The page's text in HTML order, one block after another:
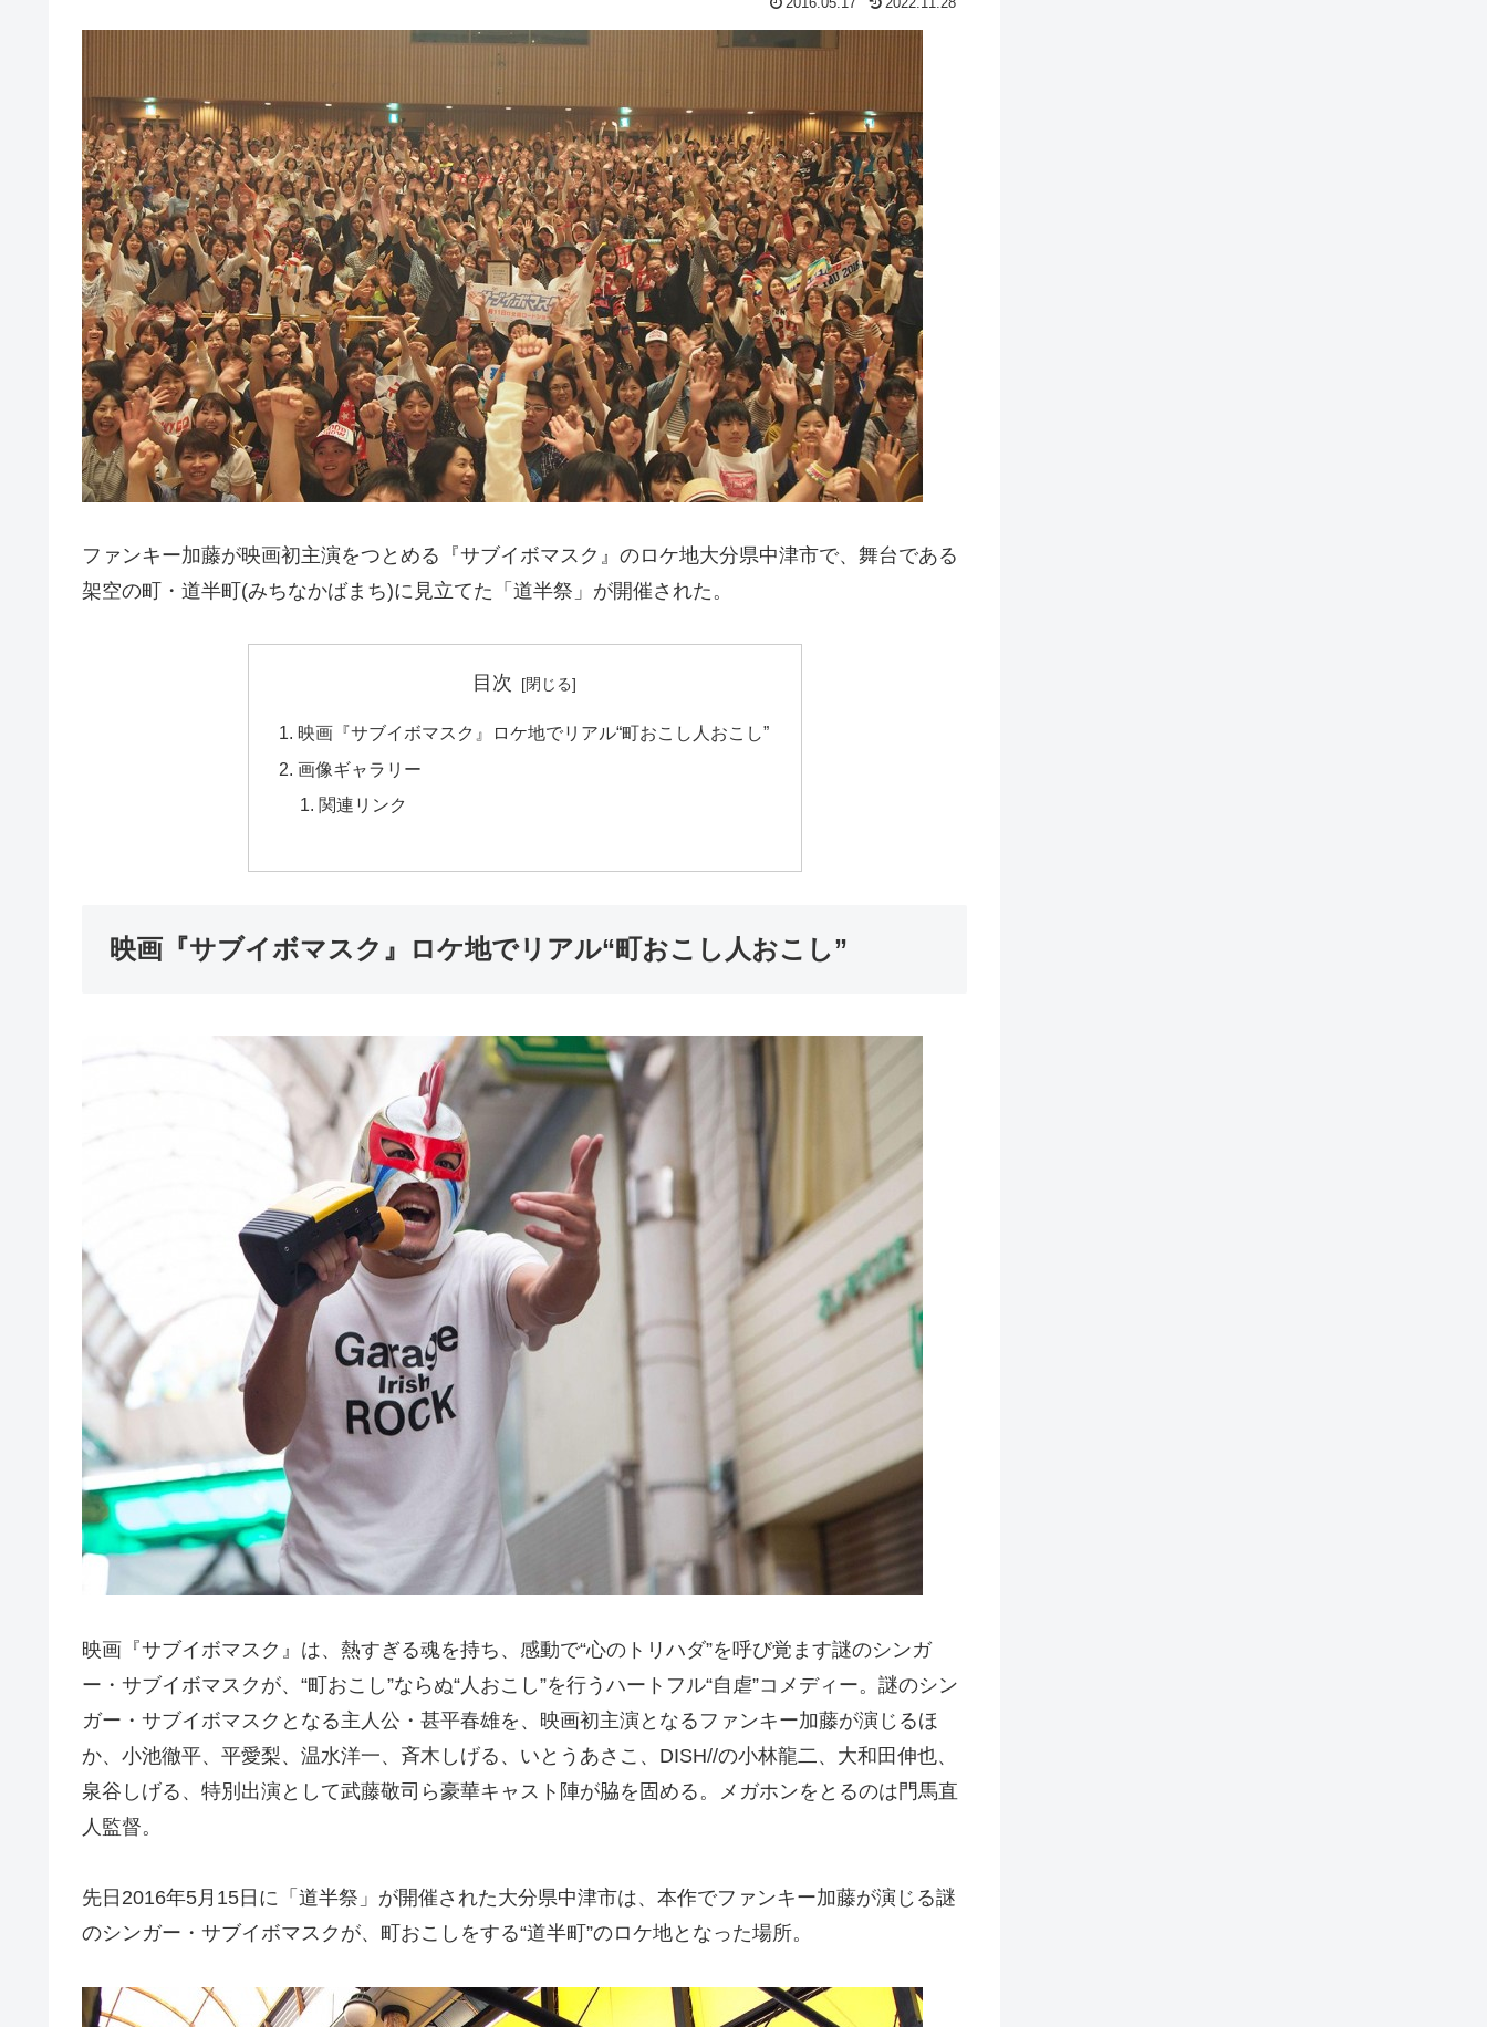
ファンキー加藤が映画初主演をつとめる『サブイボマスク』のロケ地大分県中津市で、舞台である
架空の町・道半町(みちなかばまち)に見立てた「道半祭」が開催された。
目次
映画『サブイボマスク』ロケ地でリアル“町おこし人おこし”
画像ギャラリー
関連リンク
映画『サブイボマスク』ロケ地でリアル“町おこし人おこし”
映画『サブイボマスク』は、熱すぎる魂を持ち、感動で“心のトリハダ”を呼び覚ます謎のシンガ
ー・サブイボマスクが、“町おこし”ならぬ“人おこし”を行うハートフル“自虐”コメディー。謎のシン
ガー・サブイボマスクとなる主人公・甚平春雄を、映画初主演となるファンキー加藤が演じるほ
か、小池徹平、平愛梨、温水洋一、斉木しげる、いとうあさこ、DISH//の小林龍二、大和田伸也、
泉谷しげる、特別出演として武藤敬司ら豪華キャスト陣が脇を固める。メガホンをとるのは門馬直
人監督。
先日2016年5月15日に「道半祭」が開催された大分県中津市は、本作でファンキー加藤が演じる謎
のシンガー・サブイボマスクが、町おこしをする“道半町”のロケ地となった場所。